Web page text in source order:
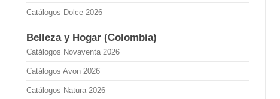
Catálogos Dolce 2026
Belleza y Hogar (Colombia)
Catálogos Novaventa 2026
Catálogos Avon 2026
Catálogos Natura 2026